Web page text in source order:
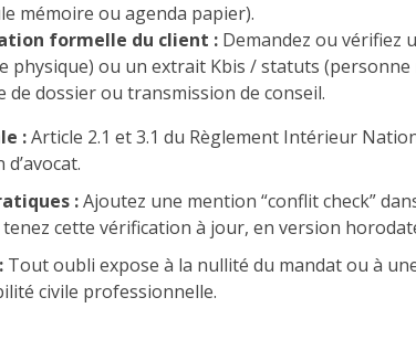
mémoire ou agenda papier).
formelle du client : Demandez ou vérifiez
physique) ou un extrait Kbis / statuts
de dossier ou transmission de conseil.
:Article 2.1 et 3.1 du Règlement Intérieur
:Ajoutez une mention “conflit check”
cette vérification à jour, en version
Tout oubli expose à la nullité du mandat ou à
civile professionnelle.